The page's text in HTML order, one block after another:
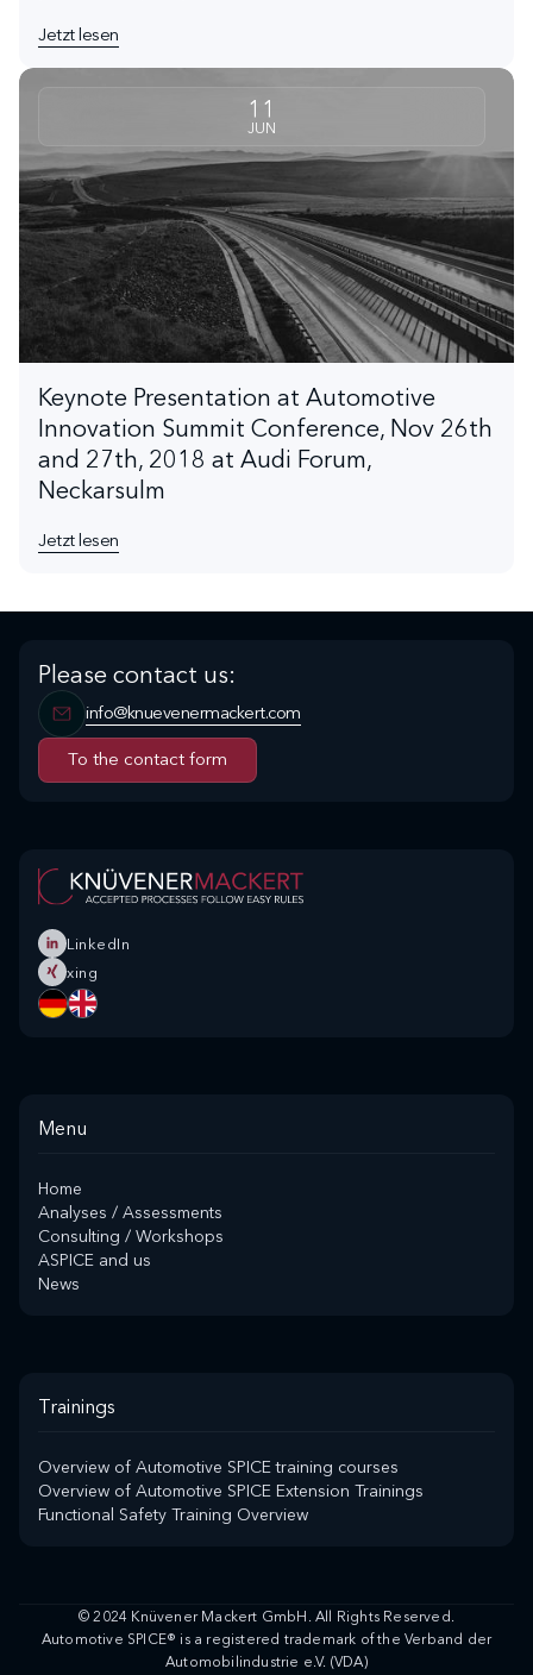
Jetzt lesen
11
JUN
Keynote Presentation at Automotive
Innovation Summit Conference, Nov 26th
and 27th, 2018 at Audi Forum,
Neckarsulm
Jetzt lesen
Please contact us:
info@knuevenermackert.com
To the contact form
To the contact form
LinkedIn
xing
Menu
Home
Analyses / Assessments
Consulting / Workshops
ASPICE and us
News
Trainings
Overview of Automotive SPICE training courses
Overview of Automotive SPICE Extension Trainings
Functional Safety Training Overview
© 2024 Knüvener Mackert GmbH. All Rights Reserved.
Automotive SPICE® is a registered trademark of the Verband der
Automobilindustrie e.V. (VDA)